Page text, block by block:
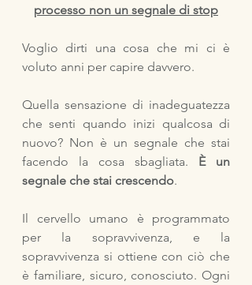
processo non un segnale di stop
Voglio dirti una cosa che mi ci è
voluto anni per capire davvero.
Quella sensazione di inadeguatezza
che senti quando inizi qualcosa di
nuovo? Non è un segnale che stai
facendo la cosa sbagliata. È un
segnale che stai crescendo.
Il cervello umano è programmato
per la sopravvivenza, e la
sopravvivenza si ottiene con ciò che
è familiare, sicuro, conosciuto. Ogni